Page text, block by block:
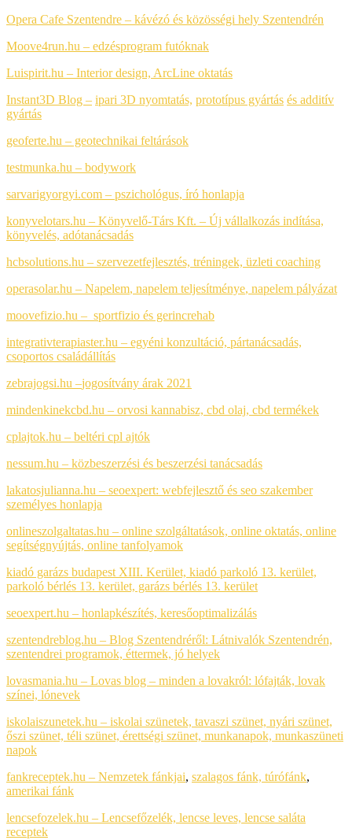
Opera Cafe Szentendre – kávézó és közösségi hely Szentendrén
Moove4run.hu – edzésprogram futóknak
Luispirit.hu – Interior design, ArcLine oktatás
Instant3D Blog – ipari 3D nyomtatás, prototípus gyártás és additív
gyártás
geoferte.hu – geotechnikai feltárások
testmunka.hu – bodywork
sarvarigyorgyi.com – pszichológus, író honlapja
konyvelotars.hu – Könyvelő-Társ Kft. – Új vállalkozás indítása,
könyvelés, adótanácsadás
hcbsolutions.hu – szervezetfejlesztés, tréningek, üzleti coaching
operasolar.hu – Napelem, napelem teljesítménye, napelem pályázat
moovefizio.hu – sportfizio és gerincrehab
integrativterapiaster.hu – egyéni konzultáció, pártanácsadás,
csoportos családállítás
zebrajogsi.hu –jogosítvány árak 2021
mindenkinekcbd.hu – orvosi kannabisz, cbd olaj, cbd termékek
cplajtok.hu – beltéri cpl ajtók
nessum.hu – közbeszerzési és beszerzési tanácsadás
lakatosjulianna.hu – seoexpert: webfejlesztő és seo szakember
személyes honlapja
onlineszolgaltatas.hu – online szolgáltatások, online oktatás, online
segítségnyújtás, online tanfolyamok
kiadó garázs budapest XIII. Kerület, kiadó parkoló 13. kerület,
parkoló bérlés 13. kerület, garázs bérlés 13. kerület
seoexpert.hu – honlapkészítés, keresőoptimalizálás
szentendreblog.hu – Blog Szentendréről: Látnivalók Szentendrén,
szentendrei programok, éttermek, jó helyek
lovasmania.hu – Lovas blog – minden a lovakról: lófajták, lovak
színei, lónevek
iskolaiszunetek.hu – iskolai szünetek, tavaszi szünet, nyári szünet,
őszi szünet, téli szünet, érettségi szünet, munkanapok, munkaszüneti
napok
fankreceptek.hu – Nemzetek fánkjai, szalagos fánk, túrófánk,
amerikai fánk
lencsefozelek.hu – Lencsefőzelék, lencse leves, lencse saláta
receptek